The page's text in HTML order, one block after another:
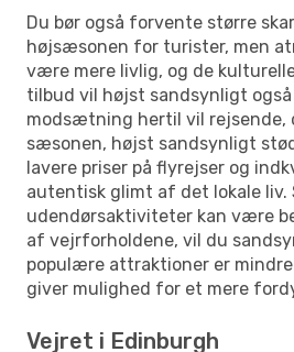
Du bør også forvente større
højsæsonen for turister, men
være mere livlig, og de
tilbud vil højst sandsynligt
modsætning hertil vil rejsende,
sæsonen, højst sandsynligt
lavere priser på flyrejser og
autentisk glimt af det lokale liv.
udendørsaktiviteter kan være
af vejrforholdene, vil du
populære attraktioner er
giver mulighed for et mere
Vejret i Edinburgh